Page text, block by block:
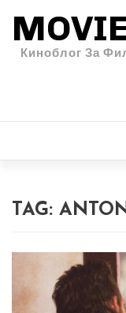
Киноблог За
TAG: